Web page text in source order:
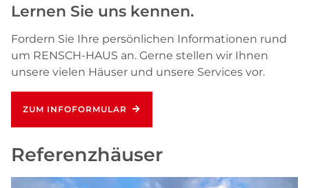
Lernen Sie uns kennen.
Fordern Sie Ihre persönlichen Informationen rund
um RENSCH-HAUS an. Gerne stellen wir Ihnen
unsere vielen Häuser und unsere Services vor.
ZUM INFOFORMULAR
Referenzhäuser